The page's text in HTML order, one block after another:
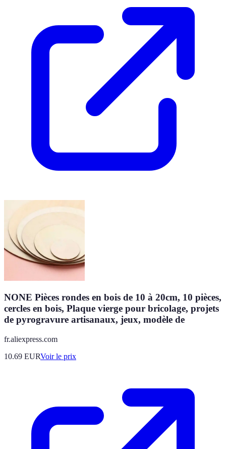
NONE Pièces rondes en bois de 10 à 20cm, 10 pièces,
cercles en bois, Plaque vierge pour bricolage, projets
de pyrogravure artisanaux, jeux, modèle de
fr.aliexpress.com
10.69 EURVoir le prix